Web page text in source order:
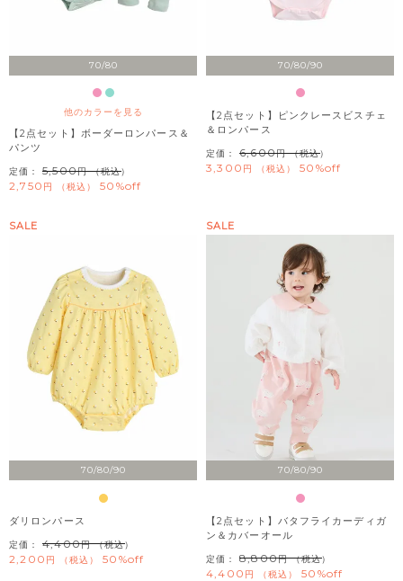
70/80
他のカラーを見る
【2点セット】ボーダーロンパース＆
パンツ
定価： 5,500 （税込）
2,750 税込 50%off
70/80/90
【2点セット】ピンクレースビスチェ
＆ロンパース
定価： 6,600 （税込）
3,300 税込 50%off
70/80/90
SALE
ダリロンパース
定価： 4,400 （税込）
2,200 税込 50%off
70/80/90
SALE
【2点セット】バタフライカーディガ
ン＆カバーオール
定価： 8,800 （税込）
4,400 税込 50%off